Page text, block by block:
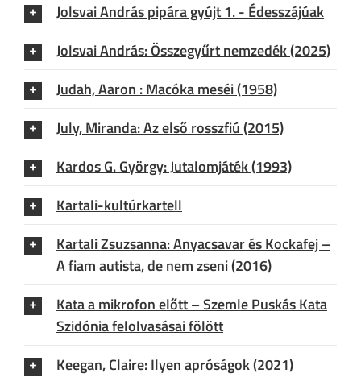
Jolsvai András pipára gyújt 1. - Édesszájúak
Jolsvai András: Összegyűrt nemzedék (2025)
Judah, Aaron : Macóka meséi (1958)
July, Miranda: Az első rosszfiú (2015)
Kardos G. György: Jutalomjáték (1993)
Kartali-kultúrkartell
Kartali Zsuzsanna: Anyacsavar és Kockafej –
A fiam autista, de nem zseni (2016)
Kata a mikrofon előtt – Szemle Puskás Kata
Szidónia felolvasásai fölött
Keegan, Claire: Ilyen apróságok (2021)